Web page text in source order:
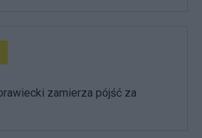
zamierza pójść za